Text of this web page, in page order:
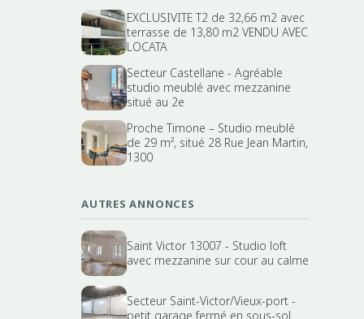
EXCLUSIVITE T2 de 32,66 m2 avec
terrasse de 13,80 m2 VENDU AVEC
LOCATA
Secteur Castellane - Agréable
studio meublé avec mezzanine
situé au 2e
Proche Timone – Studio meublé
de 29 m², situé 28 Rue Jean Martin,
1300
AUTRES ANNONCES
Saint Victor 13007 - Studio loft
avec mezzanine sur cour au calme
Secteur Saint-Victor/Vieux-port -
petit garage fermé en sous-sol